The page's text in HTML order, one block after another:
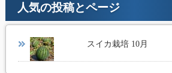
人気の投稿とページ
スイカ栽培 10月